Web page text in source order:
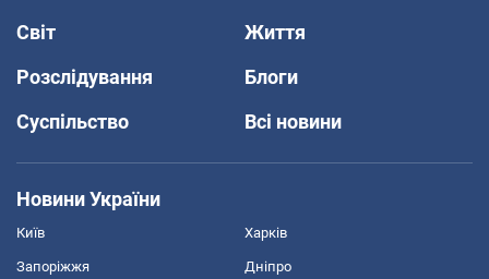
Світ
Життя
Розслідування
Блоги
Суспільство
Всі новини
Новини України
Київ Харків
Запоріжжя Дніпро